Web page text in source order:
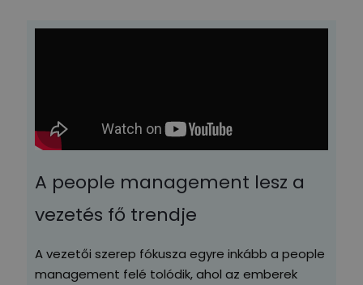
A people management lesz a
vezetés fő trendje
A vezetői szerep fókusza egyre inkább a people
management felé tolódik, ahol az emberek